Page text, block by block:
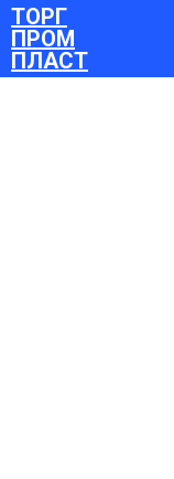
ТОРГ
ПРОМ
ПЛАСТ